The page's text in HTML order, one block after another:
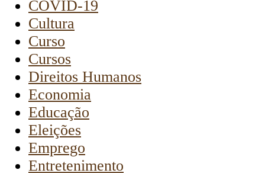
COVID-19
Cultura
Curso
Cursos
Direitos Humanos
Economia
Educação
Eleições
Emprego
Entretenimento